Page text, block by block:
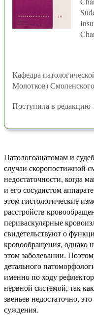
Кафедра
Молотков)
Поступила в редакцию
Патологоанатомам и
случаи скоропостижной
недостаточности, когда
и его сосудистом
этом гистологические
расстройств
периваскулярные
свидетельствуют о
кровообращения, однако
этом заболевании.
детального
именно по ходу
нервной системой, так
звеньев недостаточно,
суждения.